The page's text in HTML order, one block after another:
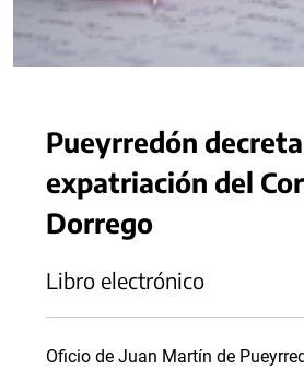
Pueyrredón
expatriación del
Dorrego
Libro electrónico
Oficio de Juan Martín de